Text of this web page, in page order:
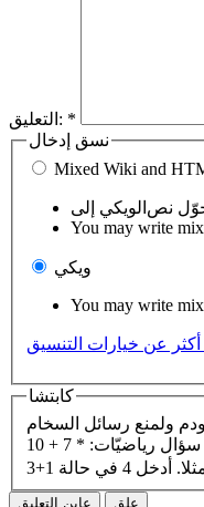
التعليق: *
نسق إدخال
Mixed Wiki and
You may write
ويكي
You may write
عن خيارات التنسيق
كابتشا
سؤال رياضيّات: *